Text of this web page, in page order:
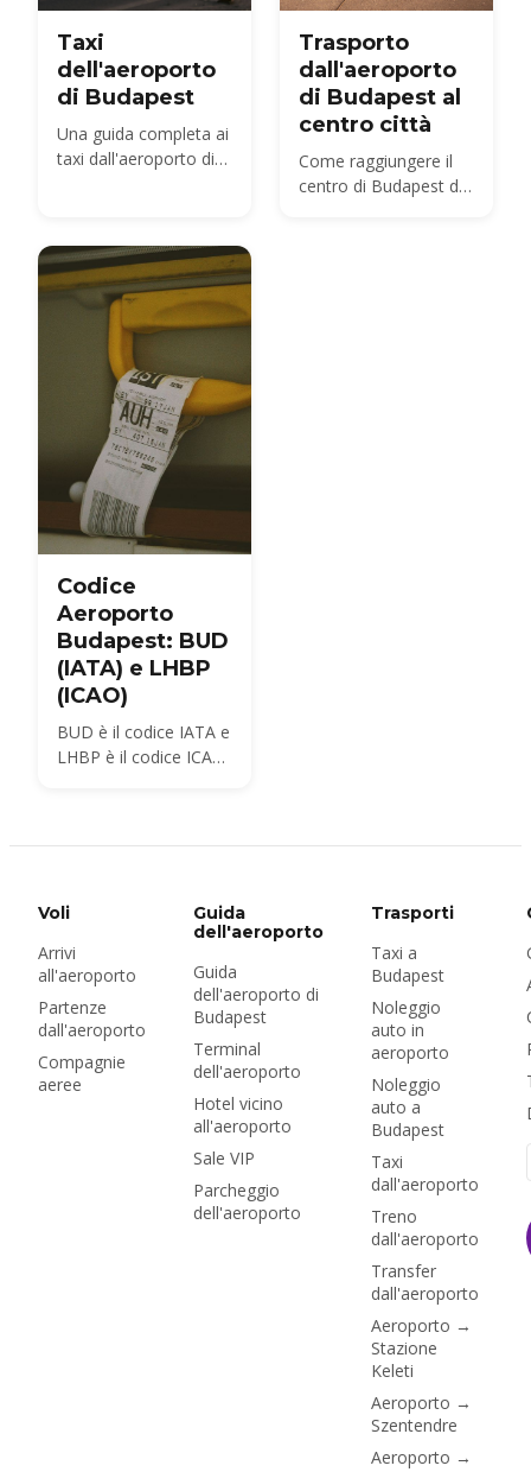
Taxi
dell'aeroporto
di Budapest
Una guida completa ai
taxi dall'aeroporto di
Trasporto
dall'aeroporto
di Budapest al
centro città
Come raggiungere il
centro di Budapest dal
Codice
Aeroporto
Budapest: BUD
(IATA) e LHBP
(ICAO)
BUD è il codice IATA e
LHBP è il codice ICAO
significa ogni codice,
dove lo vedrai e quanti
aeroporti ha
veramente Budapest.
Voli
Arrivi
all'aeroporto
Partenze
dall'aeroporto
Compagnie
aeree
Guida
dell'aeroporto
Guida
dell'aeroporto di
Budapest
Terminal
dell'aeroporto
Hotel vicino
all'aeroporto
Sale VIP
Parcheggio
dell'aeroporto
Trasporti
Taxi a
Budapest
Noleggio
auto in
aeroporto
Noleggio
auto a
Budapest
Taxi
dall'aeroporto
Treno
dall'aeroporto
Transfer
dall'aeroporto
Aeroporto →
Stazione
Keleti
Aeroporto →
Szentendre
Aeroporto →